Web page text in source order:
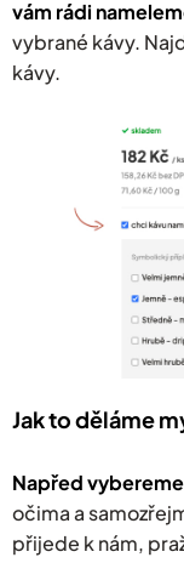
vám rádi
vybrané kávy.
kávy.
Jak to děláme
Napřed
očima a
přijede k nám,